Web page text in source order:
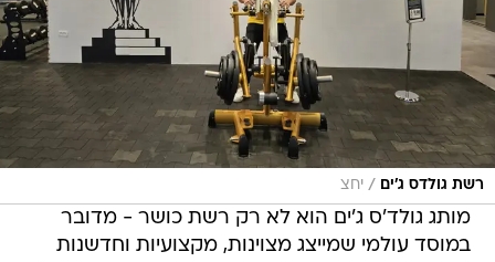
רשת גולדס ג'ים / יחצ
מותג גולד'ס ג'ים הוא לא רק רשת כושר - מדובר
במוסד עולמי שמייצג מצוינות, מקצועיות וחדשנות